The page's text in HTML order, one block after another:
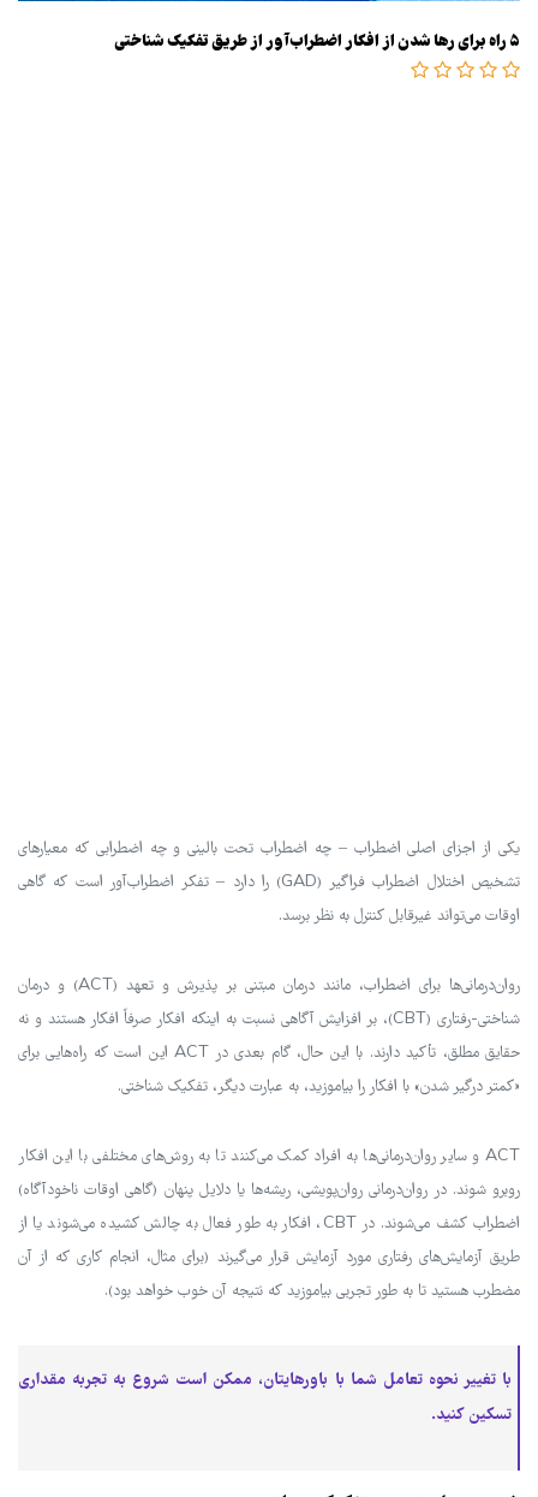
۵ راه برای رها شدن از افکار اضطراب‌آور از طریق تفکیک شناختی
یکی از اجزای اصلی اضطراب – چه اضطراب تحت بالینی و چه اضطرابی که معیارهای
تشخیص اختلال اضطراب فراگیر (GAD) را دارد – تفکر اضطراب‌آور است که گاهی
اوقات می‌تواند غیرقابل کنترل به نظر برسد.
روان‌درمانی‌ها برای اضطراب، مانند درمان مبتنی بر پذیرش و تعهد (ACT) و درمان
شناختی-رفتاری (CBT)، بر افزایش آگاهی نسبت به اینکه افکار صرفاً افکار هستند و نه
حقایق مطلق، تأکید دارند. با این حال، گام بعدی در ACT این است که راه‌هایی برای
«کمتر درگیر شدن» با افکار را بیاموزید، به عبارت دیگر، تفکیک شناختی.
ACT و سایر روان‌درمانی‌ها به افراد کمک می‌کنند تا به روش‌های مختلفی با این افکار
روبرو شوند. در روان‌درمانی روان‌پویشی، ریشه‌ها یا دلایل پنهان (گاهی اوقات ناخودآگاه)
اضطراب کشف می‌شوند. در CBT، افکار به طور فعال به چالش کشیده می‌شوند یا از
طریق آزمایش‌های رفتاری مورد آزمایش قرار می‌گیرند (برای مثال، انجام کاری که از آن
مضطرب هستید تا به طور تجربی بیاموزید که نتیجه آن خوب خواهد بود).
با تغییر نحوه تعامل شما با باورهایتان، ممکن است شروع به تجربه مقداری
تسکین کنید.